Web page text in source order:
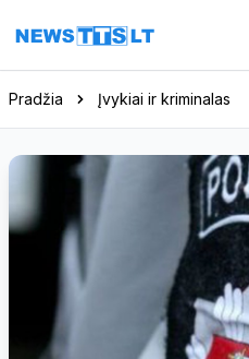
Eiti į turinį
Pradžia Įvykiai ir kriminalas